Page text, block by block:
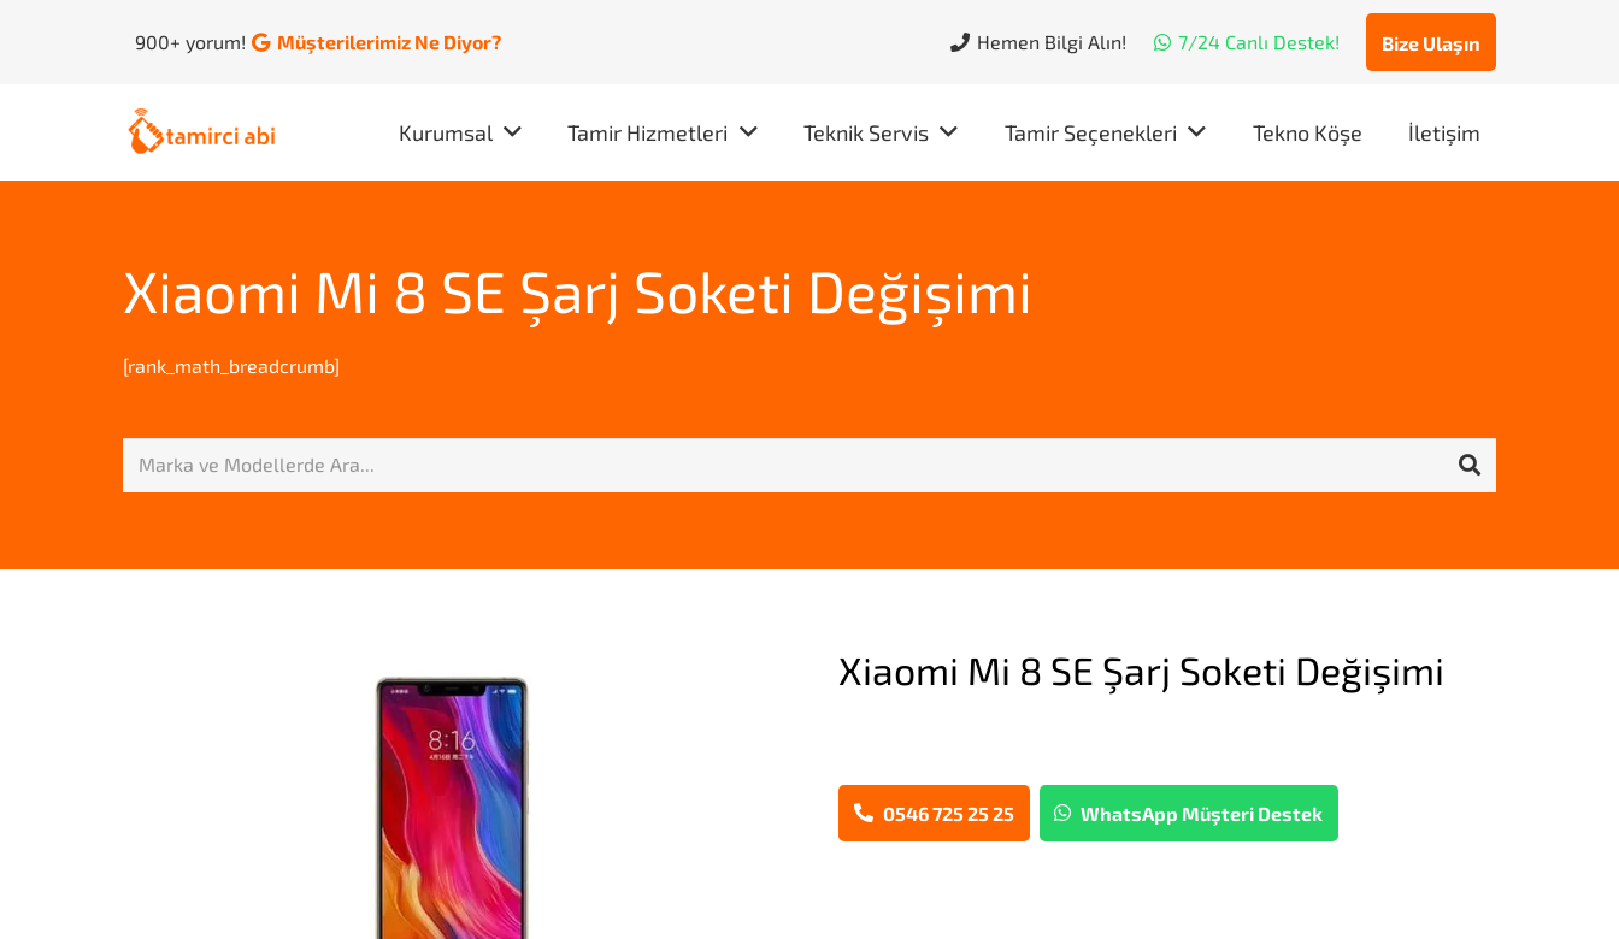
900+ yorum! Müşterilerimiz Ne Diyor? Hemen Bilgi Alın! 7/24 Canlı Destek! Bize Ulaşın
Kurumsal Tamir Hizmetleri Teknik Servis Tamir Seçenekleri Tekno Köşe İletişim
Xiaomi Mi 8 SE Şarj Soketi Değişimi
[rank_math_breadcrumb]
Xiaomi Mi 8 SE Şarj Soketi Değişimi
0546 725 25 25 WhatsApp Müşteri Destek